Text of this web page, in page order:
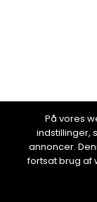
På vores
indstillinger,
annoncer.
fortsat brug af